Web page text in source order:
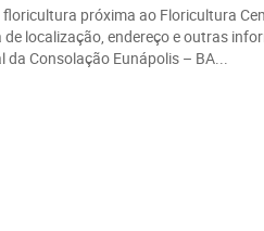
próxima ao Floricultura
localização, endereço e outras
da Consolação Eunápolis – BA...